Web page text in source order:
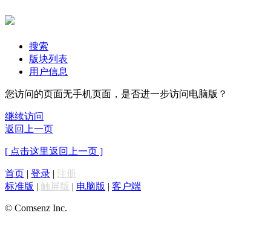
搜索
版块列表
用户信息
您访问的页面无手机页面，是否进一步访问电脑版？
继续访问
返回上一页
[ 点击这里返回上一页 ]
首页 | 登录 | 注册
标准版 | 触屏版 | 电脑版 | 客户端
© Comsenz Inc.